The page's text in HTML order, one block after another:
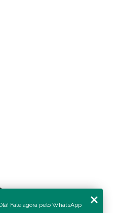
Fale agora pelo WhatsApp